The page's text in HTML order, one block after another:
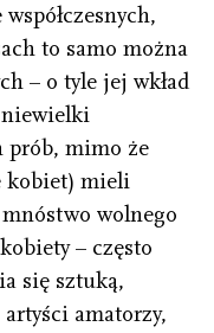
to samo można
– o tyle jej wkład
niewielki
prób, mimo że
kobiet) mieli
wolnego
– często
się sztuką,
amatorzy,